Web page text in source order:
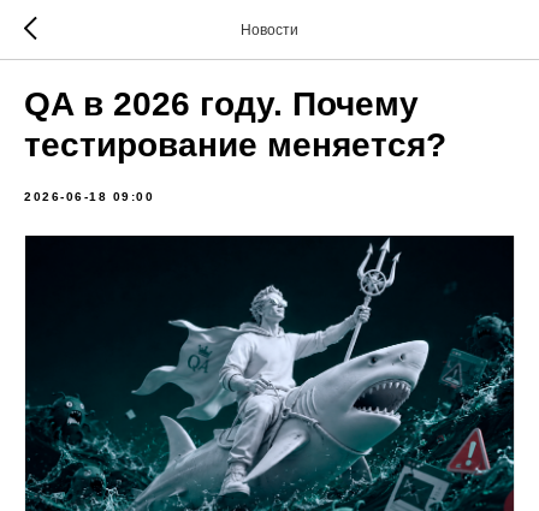
Новости
QA в 2026 году. Почему
тестирование меняется?
2026-06-18 09:00